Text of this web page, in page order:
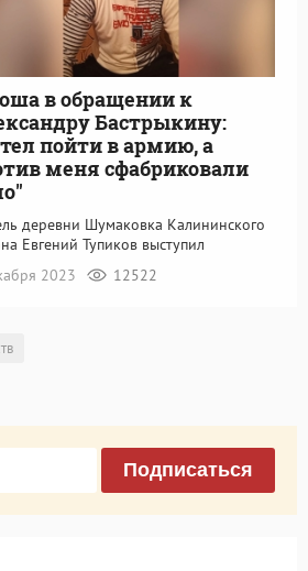
в обращении к
Бастрыкину:
пойти в армию, а
меня сфабриковали
деревни Шумаковка Калининского
Евгений Тупиков выступил
2023
12522
Подписаться